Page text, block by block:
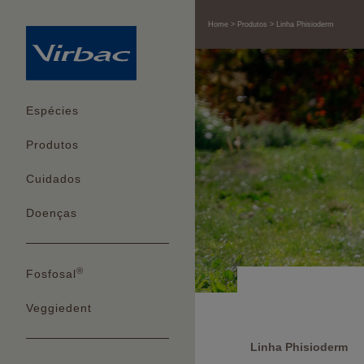
Espécies
Produtos
Cuidados
Doenças
Fosfosal®
Veggiedent
Home Produtos Linha Phisioderm
Linha Phisioderm